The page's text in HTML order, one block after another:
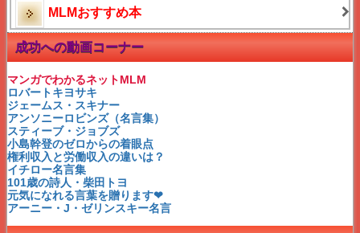
自宅サロン困った時の秘策
夫源病のチェックと対処法
ダイレクトレスポンスMLM
普通の人でも成功者
ネットで稼ぐ！でも注意して
生き残るネットビジネスとは
どん底さんから本物セレブへ
ネット経験者がビックリ！！
正しく知るパレートの法則
どっちの稼ぎ方が好きなの？
伝説の夫婦が叶えたもの
伝説のホテルとは？
ニュースキンの収入は？
副業から成功する理由２つ
女性起業家・鶴岡秀子さん
ゼロからお金持ちになる！
月収100万稼ぐ為の〇〇
MLMおすすめ本
成功への動画コーナー
マンガでわかるネットMLM
ロバートキヨサキ
ジェームス・スキナー
アンソニーロビンズ（名言集）
スティーブ・ジョブズ
小島幹登のゼロからの着眼点
権利収入と労働収入の違いは？
イチロー名言集
101歳の詩人・柴田トヨ
元気になれる言葉を贈ります❤
アーニー・J・ゼリンスキー名言